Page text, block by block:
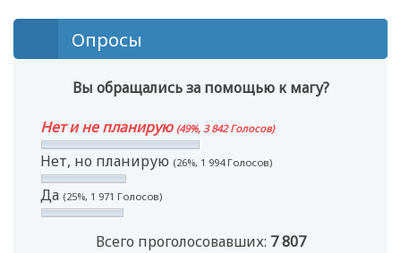
Опросы
Вы обращались за помощью к магу?
Нет и не планирую (49%, 3 842 Голосов)
Нет, но планирую (26%, 1 994 Голосов)
Да (25%, 1 971 Голосов)
Всего проголосовавших: 7 807